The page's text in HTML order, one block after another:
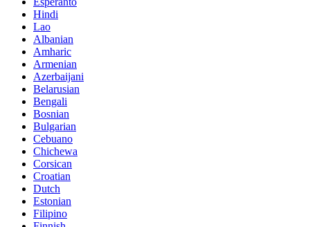
Hindi
Lao
Albanian
Amharic
Armenian
Azerbaijani
Belarusian
Bengali
Bosnian
Bulgarian
Cebuano
Chichewa
Corsican
Croatian
Dutch
Estonian
Filipino